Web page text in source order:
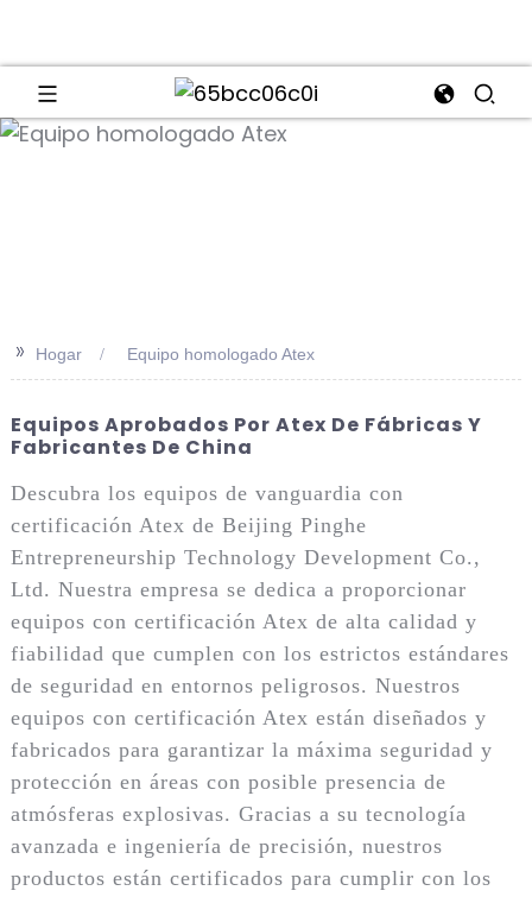
>> Hogar Equipo homologado Atex
Equipos Aprobados Por Atex De Fábricas Y
Fabricantes De China
Descubra los equipos de vanguardia con
certificación Atex de Beijing Pinghe
Entrepreneurship Technology Development Co.,
Ltd. Nuestra empresa se dedica a proporcionar
equipos con certificación Atex de alta calidad y
fiabilidad que cumplen con los estrictos estándares
de seguridad en entornos peligrosos. Nuestros
equipos con certificación Atex están diseñados y
fabricados para garantizar la máxima seguridad y
protección en áreas con posible presencia de
atmósferas explosivas. Gracias a su tecnología
avanzada e ingeniería de precisión, nuestros
productos están certificados para cumplir con los